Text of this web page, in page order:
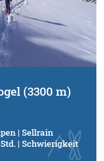
(3300 m)
| Sellrain
| Schwierigkeit